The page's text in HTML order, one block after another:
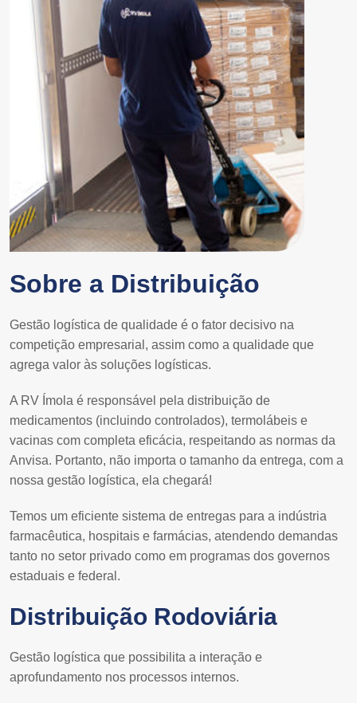
Sobre a Distribuição
Gestão logística de qualidade é o fator decisivo na
competição empresarial, assim como a qualidade que
agrega valor às soluções logísticas.
A RV Ímola é responsável pela distribuição de
medicamentos (incluindo controlados), termolábeis e
vacinas com completa eficácia, respeitando as normas da
Anvisa. Portanto, não importa o tamanho da entrega, com a
nossa gestão logística, ela chegará!
Temos um eficiente sistema de entregas para a indústria
farmacêutica, hospitais e farmácias, atendendo demandas
tanto no setor privado como em programas dos governos
estaduais e federal.
Distribuição Rodoviária
Gestão logística que possibilita a interação e
aprofundamento nos processos internos.